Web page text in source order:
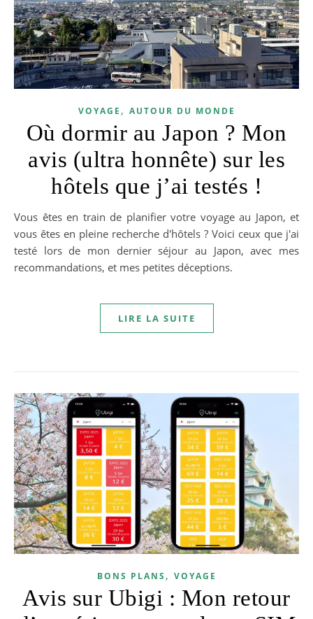
VOYAGE , AUTOUR DU MONDE
Où dormir au Japon ? Mon
avis (ultra honnête) sur les
hôtels que j’ai testés !
Vous êtes en train de planifier votre voyage au Japon, et
vous êtes en pleine recherche d'hôtels ? Voici ceux que j'ai
testé lors de mon dernier séjour au Japon, avec mes
recommandations, et mes petites déceptions.
LIRE LA SUITE
BONS PLANS , VOYAGE
Avis sur Ubigi : Mon retour